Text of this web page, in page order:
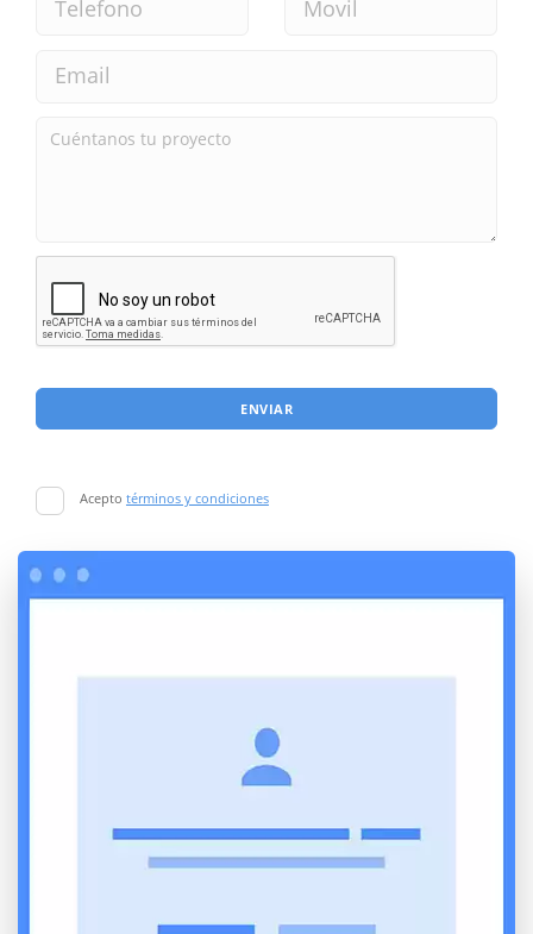
ENVIAR
Acepto términos y condiciones